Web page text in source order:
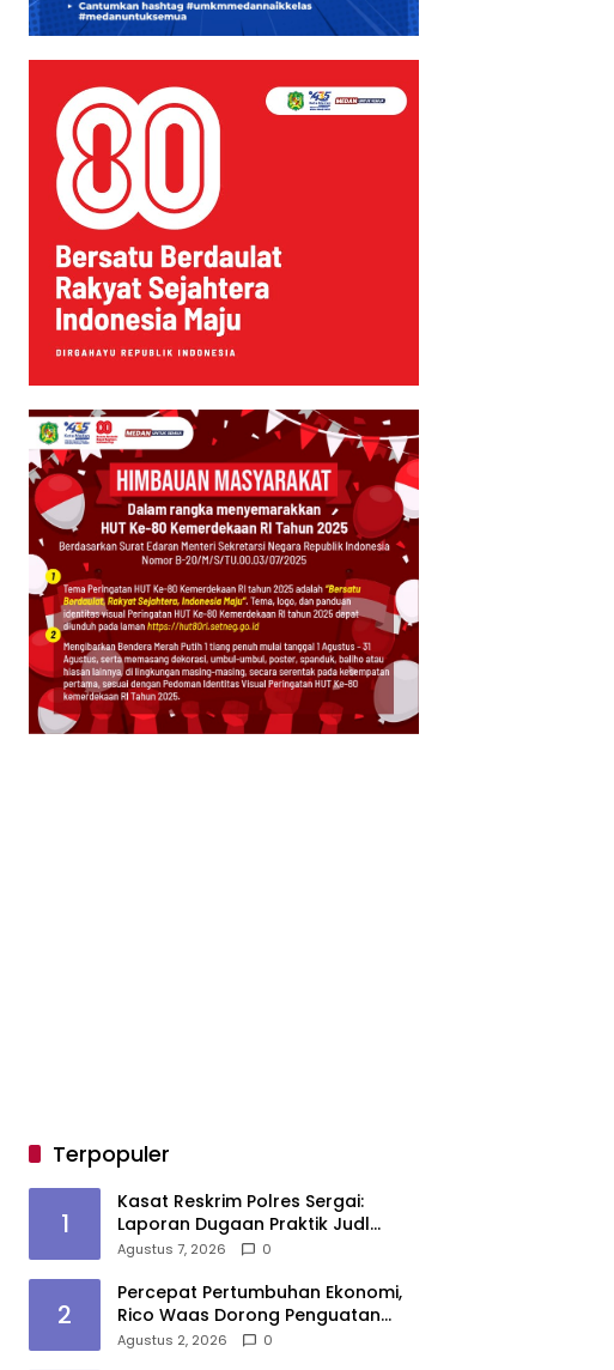
Terpopuler
1
Kasat Reskrim Polres Sergai:
Laporan Dugaan Praktik Judl
T0gel Akan Segera Ditindaklanjuti
Agustus 7, 2026 0
2
Percepat Pertumbuhan Ekonomi,
Rico Waas Dorong Penguatan
Sinergi Pemko-DPRD Medan
Agustus 2, 2026 0